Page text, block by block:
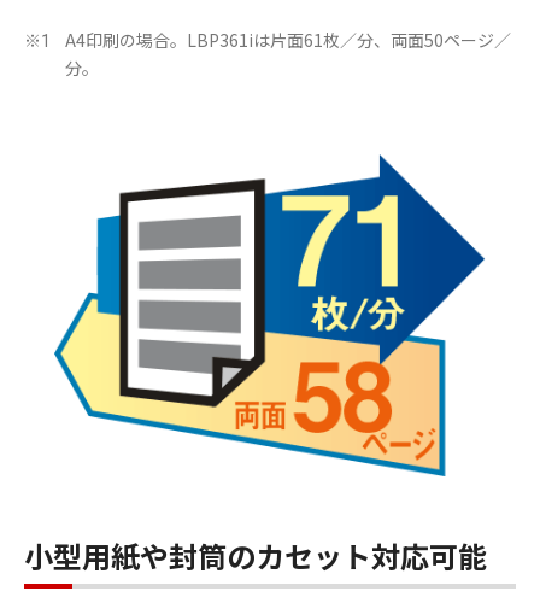
※1
A4印刷の場合。LBP361iは片面61枚／分、両面50ページ／
分。
小型用紙や封筒のカセット対応可能